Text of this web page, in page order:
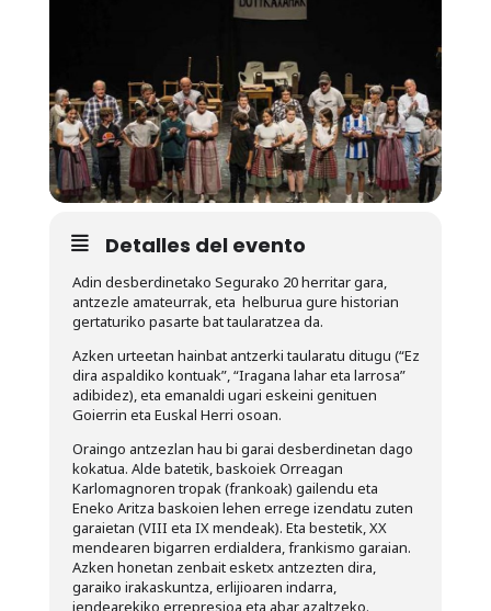
Detalles del evento
Adin desberdinetako Segurako 20 herritar gara,
antzezle amateurrak, eta helburua gure historian
gertaturiko pasarte bat taularatzea da.
Azken urteetan hainbat antzerki taularatu ditugu (“Ez
dira aspaldiko kontuak”, “Iragana lahar eta larrosa”
adibidez), eta emanaldi ugari eskeini genituen
Goierrin eta Euskal Herri osoan.
Oraingo antzezlan hau bi garai desberdinetan dago
kokatua. Alde batetik, baskoiek Orreagan
Karlomagnoren tropak (frankoak) gailendu eta
Eneko Aritza baskoien lehen errege izendatu zuten
garaietan (VIII eta IX mendeak). Eta bestetik, XX
mendearen bigarren erdialdera, frankismo garaian.
Azken honetan zenbait esketx antzezten dira,
garaiko irakaskuntza, erlijioaren indarra,
jendearekiko errepresioa eta abar azaltzeko.